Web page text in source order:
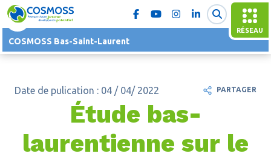
RÉSEAU
COSMOSS Bas-Saint-Laurent
Date de pulication : 04 / 04/ 2022
Étude bas-
laurentienne sur le
PARTAGER